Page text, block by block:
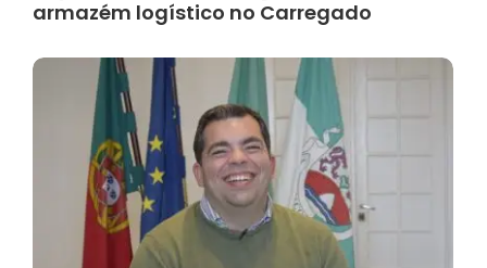
armazém logístico no Carregado